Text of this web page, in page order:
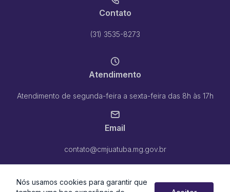
Contato
(31) 3535-8273
Atendimento
Atendimento de segunda-feira a sexta-feira das 8h às 17h
Email
contato@cmjuatuba.mg.gov.br
Nós usamos cookies para garantir que